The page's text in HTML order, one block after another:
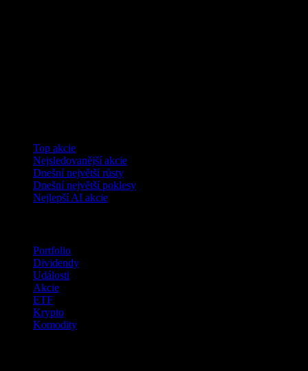
Top akcie
Nejsledovanější akcie
Dnešní největší růsty
Dnešní největší poklesy
Nejlepší AI akcie
Portfolio
Dividendy
Události
Akcie
ETF
Krypto
Komodity